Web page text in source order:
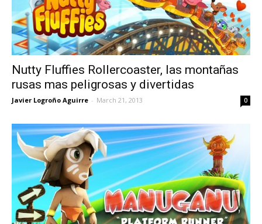
Nutty Fluffies Rollercoaster, las montañas
rusas mas peligrosas y divertidas
Javier Logroño Aguirre - March 21, 2013 0